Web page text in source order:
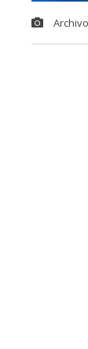
Archivo